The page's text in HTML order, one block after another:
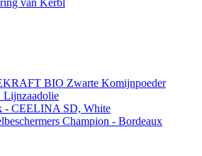
BIO Zwarte Komijnpoeder
- CEELINA SD, White
Champion - Bordeaux